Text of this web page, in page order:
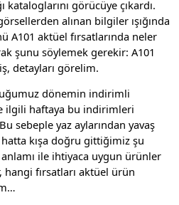
görücüye çıkardı.
alınan bilgiler ışığında
A101 aktüel fırsatlarında neler
şunu söylemek gerekir: A101
detayları görelim.
dönemin indirimli
ilgili haftaya bu indirimleri
sebeple yaz aylarından yavaş
kışa doğru gittiğimiz şu
ile ihtiyaca uygun ürünler
fırsatları aktüel ürün